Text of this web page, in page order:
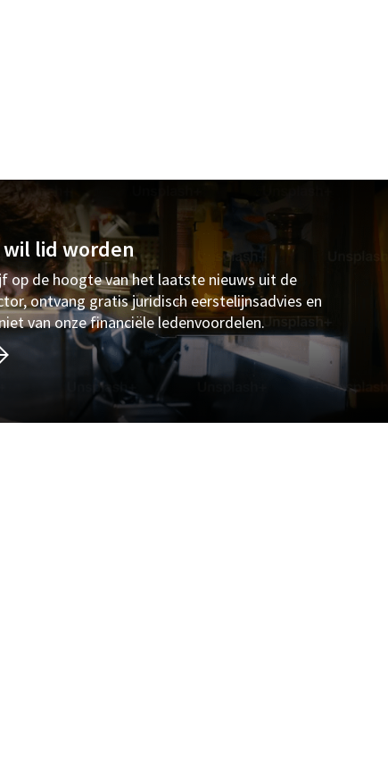
lid worden
op de hoogte van het laatste nieuws uit de
ontvang gratis juridisch eerstelijnsadvies en
van onze financiële ledenvoordelen.